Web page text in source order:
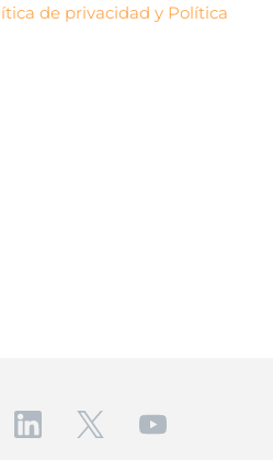
de privacidad y Política